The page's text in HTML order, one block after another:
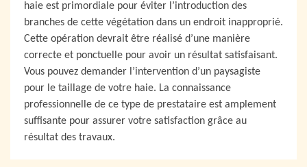
haie est primordiale pour éviter l’introduction des
branches de cette végétation dans un endroit inapproprié.
Cette opération devrait être réalisé d’une manière
correcte et ponctuelle pour avoir un résultat satisfaisant.
Vous pouvez demander l’intervention d’un paysagiste
pour le taillage de votre haie. La connaissance
professionnelle de ce type de prestataire est amplement
suffisante pour assurer votre satisfaction grâce au
résultat des travaux.